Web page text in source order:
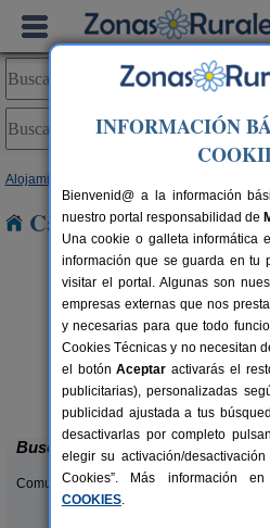
Alojamientos
Casas Rurales cerca
Casas Rurales Finca La
Navaconcejo
Buscar
Comunidades:
INFORMACIÓN
Bienvenid@ a la información
nuestro portal responsabilidad de
Una cookie o galleta informática
información que se guarda en tu
visitar el portal. Algunas son
empresas externas que nos
y necesarias para que todo
Cookies Técnicas y no necesitan
el botónAceptar activarás el
publicitarias), personalizadas
publicidad ajustada a tus
desactivarlas por completo
elegir su activación/
Cookies”. Más información
COOKIES.